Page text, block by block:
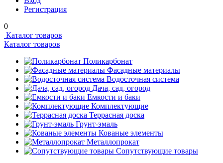
Регистрация
0
Каталог товаров
Каталог товаров
Поликарбонат
Фасадные материалы
Водосточная система
Дача, сад, огород
Емкости и баки
Комплектующие
Террасная доска
Грунт-эмаль
Кованые элементы
Металлопрокат
Сопутствующие товары